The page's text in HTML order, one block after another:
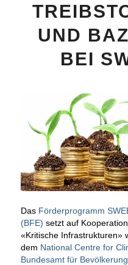
UND
BEI
Das Förderprogramm
(BFE) setzt auf
«Kritische Infrastrukturen»
dem National Centre for
Bundesamt für